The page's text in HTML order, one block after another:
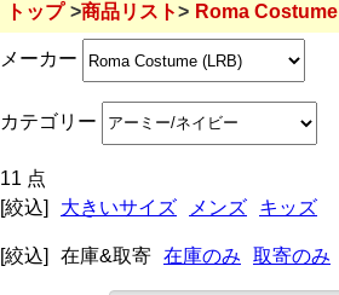
トップ 商品リスト Roma Costume
メーカー
カテゴリー
11 点
[絞込]
大きいサイズ メンズ キッズ
[絞込] 在庫&取寄 在庫のみ 取寄のみ